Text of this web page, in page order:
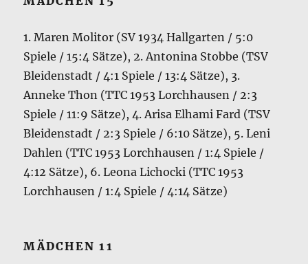
1. Maren Molitor (SV 1934 Hallgarten / 5:0
Spiele / 15:4 Sätze), 2. Antonina Stobbe (TSV
Bleidenstadt / 4:1 Spiele / 13:4 Sätze), 3.
Anneke Thon (TTC 1953 Lorchhausen / 2:3
Spiele / 11:9 Sätze), 4. Arisa Elhami Fard (TSV
Bleidenstadt / 2:3 Spiele / 6:10 Sätze), 5. Leni
Dahlen (TTC 1953 Lorchhausen / 1:4 Spiele /
4:12 Sätze), 6. Leona Lichocki (TTC 1953
Lorchhausen / 1:4 Spiele / 4:14 Sätze)
MÄDCHEN 11